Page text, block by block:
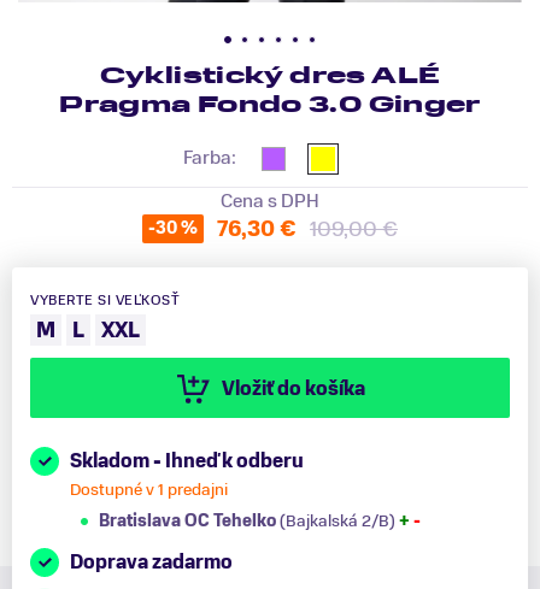
Cyklistický dres ALÉ
Pragma Fondo 3.0 Ginger
Farba:
Cena s DPH
-30 % 76,30 € 109,00 €
VYBERTE SI VEĽKOSŤ
M L XXL
Vložiť do košíka
Skladom - Ihneď k odberu
Dostupné v 1 predajni
Bratislava OC Tehelko(Bajkalská 2/B) + -
Doprava zadarmo